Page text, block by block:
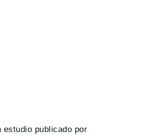
publicado por